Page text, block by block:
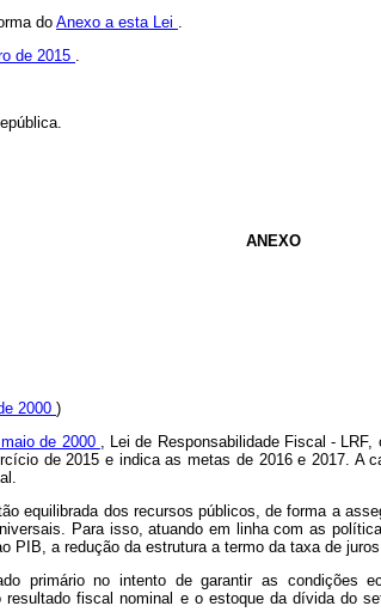
do Anexo a esta Lei .
de 2015 .
ANEXO
2000 )
de 2000 , Lei de Responsabilidade Fiscal -
de 2015 e indica as metas de 2016 e 2017.
equilibrada dos recursos públicos, de forma a
Para isso, atuando em linha com as
PIB, a redução da estrutura a termo da taxa de
primário no intento de garantir as
fiscal nominal e o estoque da dívida do